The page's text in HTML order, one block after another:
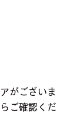
がございま
ご確認くだ